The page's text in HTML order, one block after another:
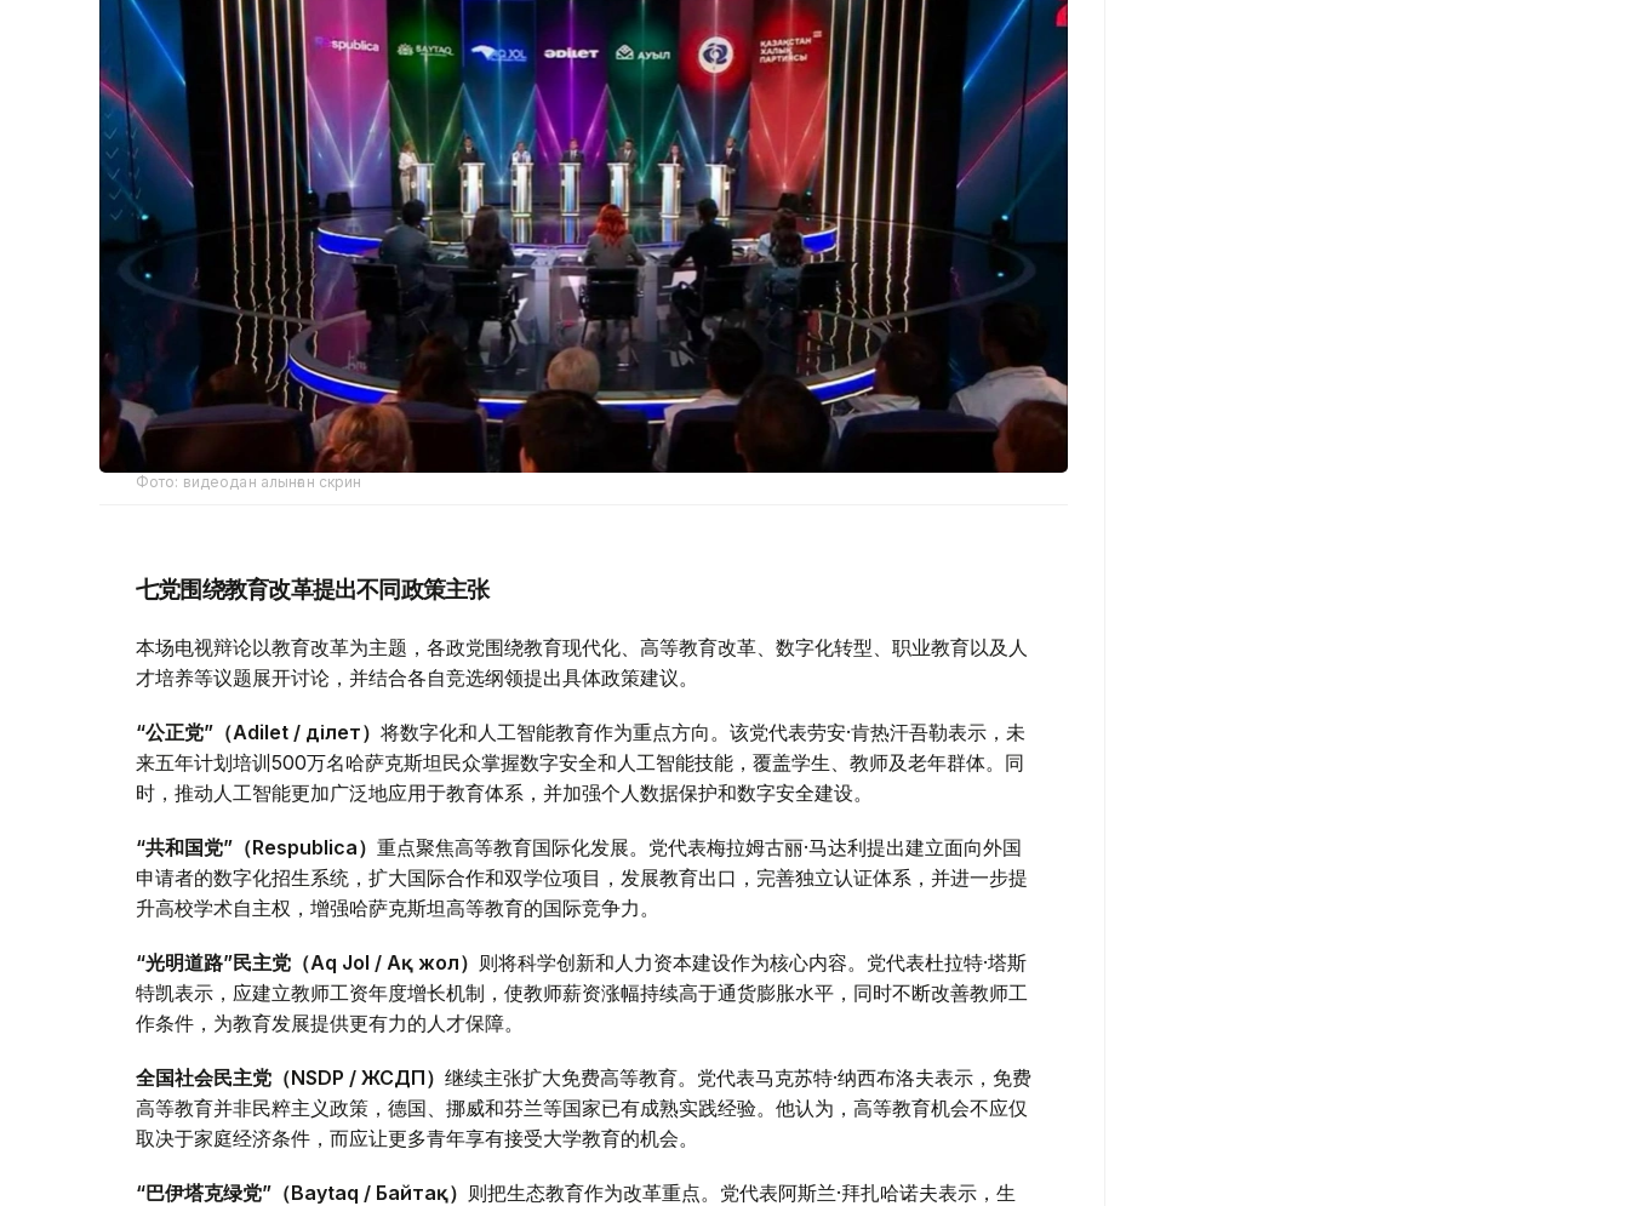
Фото: видеодан алынған скрин
七党围绕教育改革提出不同政策主张
本场电视辩论以教育改革为主题，各政党围绕教育现代化、高等教育改革、数字化转型、职业教育以及人
才培养等议题展开讨论，并结合各自竞选纲领提出具体政策建议。
“公正党”（Adilet / Әділет） 将数字化和人工智能教育作为重点方向。该党代表劳安·肯热汗吾勒表示，未
来五年计划培训500万名哈萨克斯坦民众掌握数字安全和人工智能技能，覆盖学生、教师及老年群体。同
时，推动人工智能更加广泛地应用于教育体系，并加强个人数据保护和数字安全建设。
“共和国党”（Respublica） 重点聚焦高等教育国际化发展。党代表梅拉姆古丽·马达利提出建立面向外国
申请者的数字化招生系统，扩大国际合作和双学位项目，发展教育出口，完善独立认证体系，并进一步提
升高校学术自主权，增强哈萨克斯坦高等教育的国际竞争力。
“光明道路”民主党（Aq Jol / Ақ жол） 则将科学创新和人力资本建设作为核心内容。党代表杜拉特·塔斯
特凯表示，应建立教师工资年度增长机制，使教师薪资涨幅持续高于通货膨胀水平，同时不断改善教师工
作条件，为教育发展提供更有力的人才保障。
全国社会民主党（NSDP / ЖСДП） 继续主张扩大免费高等教育。党代表马克苏特·纳西布洛夫表示，免费
高等教育并非民粹主义政策，德国、挪威和芬兰等国家已有成熟实践经验。他认为，高等教育机会不应仅
取决于家庭经济条件，而应让更多青年享有接受大学教育的机会。
“巴伊塔克绿党”（Baytaq / Байтақ） 则把生态教育作为改革重点。党代表阿斯兰·拜扎哈诺夫表示，生